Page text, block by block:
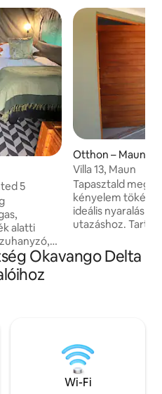
5
alatti
tartalmaz
valamint
A
Tented 4
Otthon – Maun
Villa 13, Maun
Tapasztald meg a
kényelem
ideális
utazáshoz.
és nappalit. A
terasszal
DSTV Közel; - Motsana center és The
Arts Cafe - Régi
hátizsákosok -
gyógyfürdő -
Okavango Delta
Wi-Fi